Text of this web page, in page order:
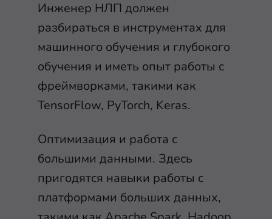
Инженер НЛП должен
разбираться в инструментах для
машинного обучения и глубокого
обучения и иметь опыт работы с
фреймворками, такими как
TensorFlow, PyTorch, Keras.
Оптимизация и работа с
большими данными. Здесь
пригодятся навыки работы с
платформами больших данных,